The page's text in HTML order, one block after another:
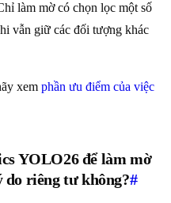
làm mờ có chọn lọc một số
vẫn giữ các đối tượng khác
xem phần ưu điểm của việc
YOLO26 để làm mờ
riêng tư không?#